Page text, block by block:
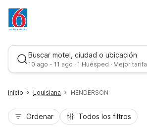
Buscar motel, ciudad o ubicación
10 ago - 11 ago · 1 Huésped · Mejor tarifa
Inicio Louisiana HENDERSON
Ordenar Todos los filtros